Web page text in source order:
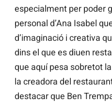
especialment per poder
personal d’Ana Isabel
d’imaginació i creativa
dins el que es diuen
que aquí pesa sobretot
la creadora del
destacar que Ben